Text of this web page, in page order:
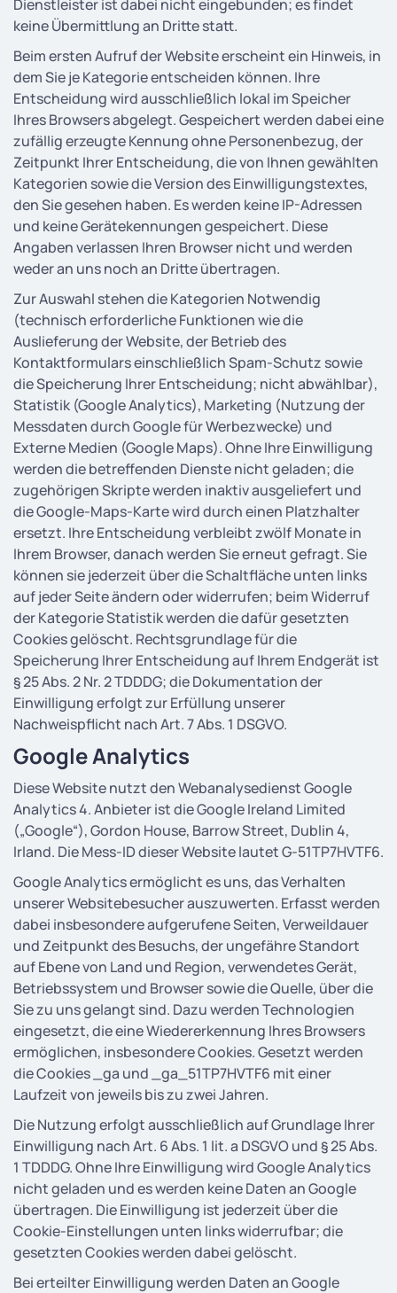
Dienstleister ist dabei nicht eingebunden; es findet
keine Übermittlung an Dritte statt.
Beim ersten Aufruf der Website erscheint ein Hinweis, in
dem Sie je Kategorie entscheiden können. Ihre
Entscheidung wird ausschließlich lokal im Speicher
Ihres Browsers abgelegt. Gespeichert werden dabei eine
zufällig erzeugte Kennung ohne Personenbezug, der
Zeitpunkt Ihrer Entscheidung, die von Ihnen gewählten
Kategorien sowie die Version des Einwilligungstextes,
den Sie gesehen haben. Es werden keine IP-Adressen
und keine Gerätekennungen gespeichert. Diese
Angaben verlassen Ihren Browser nicht und werden
weder an uns noch an Dritte übertragen.
Zur Auswahl stehen die Kategorien Notwendig
(technisch erforderliche Funktionen wie die
Auslieferung der Website, der Betrieb des
Kontaktformulars einschließlich Spam-Schutz sowie
die Speicherung Ihrer Entscheidung; nicht abwählbar),
Statistik (Google Analytics), Marketing (Nutzung der
Messdaten durch Google für Werbezwecke) und
Externe Medien (Google Maps). Ohne Ihre Einwilligung
werden die betreffenden Dienste nicht geladen; die
zugehörigen Skripte werden inaktiv ausgeliefert und
die Google-Maps-Karte wird durch einen Platzhalter
ersetzt. Ihre Entscheidung verbleibt zwölf Monate in
Ihrem Browser, danach werden Sie erneut gefragt. Sie
können sie jederzeit über die Schaltfläche unten links
auf jeder Seite ändern oder widerrufen; beim Widerruf
der Kategorie Statistik werden die dafür gesetzten
Cookies gelöscht. Rechtsgrundlage für die
Speicherung Ihrer Entscheidung auf Ihrem Endgerät ist
§ 25 Abs. 2 Nr. 2 TDDDG; die Dokumentation der
Einwilligung erfolgt zur Erfüllung unserer
Nachweispflicht nach Art. 7 Abs. 1 DSGVO.
Google Analytics
Diese Website nutzt den Webanalysedienst Google
Analytics 4. Anbieter ist die Google Ireland Limited
(„Google“), Gordon House, Barrow Street, Dublin 4,
Irland. Die Mess-ID dieser Website lautet G-51TP7HVTF6.
Google Analytics ermöglicht es uns, das Verhalten
unserer Websitebesucher auszuwerten. Erfasst werden
dabei insbesondere aufgerufene Seiten, Verweildauer
und Zeitpunkt des Besuchs, der ungefähre Standort
auf Ebene von Land und Region, verwendetes Gerät,
Betriebssystem und Browser sowie die Quelle, über die
Sie zu uns gelangt sind. Dazu werden Technologien
eingesetzt, die eine Wiedererkennung Ihres Browsers
ermöglichen, insbesondere Cookies. Gesetzt werden
die Cookies _ga und _ga_51TP7HVTF6 mit einer
Laufzeit von jeweils bis zu zwei Jahren.
Die Nutzung erfolgt ausschließlich auf Grundlage Ihrer
Einwilligung nach Art. 6 Abs. 1 lit. a DSGVO und § 25 Abs.
1 TDDDG. Ohne Ihre Einwilligung wird Google Analytics
nicht geladen und es werden keine Daten an Google
übertragen. Die Einwilligung ist jederzeit über die
Cookie-Einstellungen unten links widerrufbar; die
gesetzten Cookies werden dabei gelöscht.
Bei erteilter Einwilligung werden Daten an Google